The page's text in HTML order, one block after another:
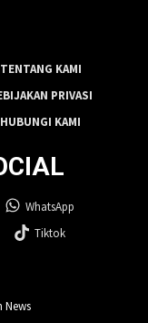
TENTANG KAMI
PRIVASI
HUBUNGI KAMI
WhatsApp
Tiktok